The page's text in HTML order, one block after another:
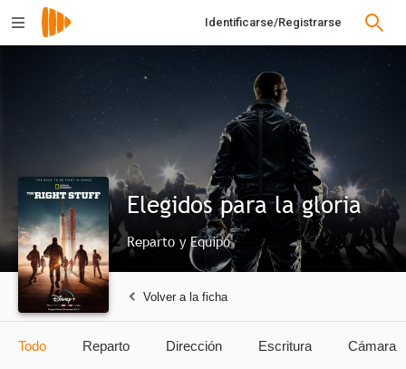
Identificarse/Registrarse
Elegidos para la gloria
Reparto y Equipo
Volver a la ficha
Todo Reparto Dirección Escritura Cámara